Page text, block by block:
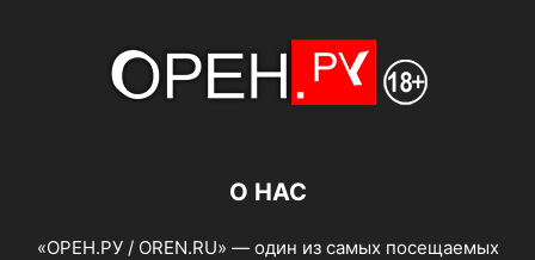
О НАС
«ОРЕН.РУ / OREN.RU» — один из самых посещаемых